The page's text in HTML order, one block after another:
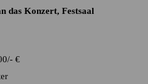
das Konzert, Festsaal
- €